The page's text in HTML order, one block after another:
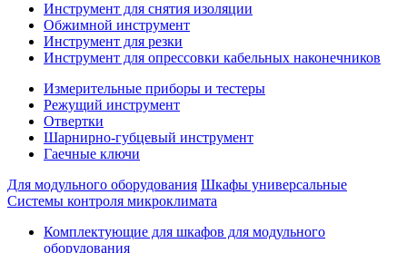
Инструмент для снятия изоляции
Обжимной инструмент
Инструмент для резки
Инструмент для опрессовки кабельных наконечников
Измерительные приборы и тестеры
Режущий инструмент
Отвертки
Шарнирно-губцевый инструмент
Гаечные ключи
Для модульного оборудования Шкафы универсальные
Системы контроля микроклимата
Комплектующие для шкафов для модульного
оборудования